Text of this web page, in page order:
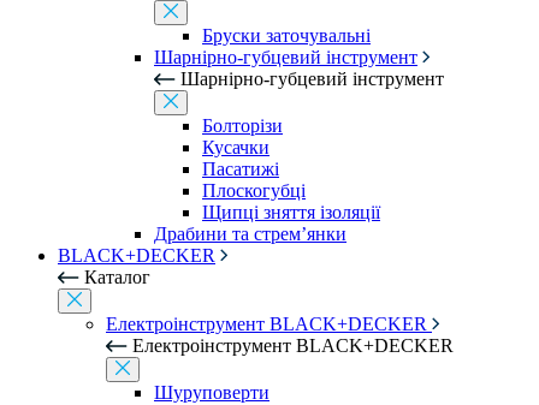
Бруски заточувальні
Шарнірно-губцевий інструмент
Шарнірно-губцевий інструмент
Болторізи
Кусачки
Пасатижі
Плоскогубці
Щипці зняття ізоляції
Драбини та стрем’янки
BLACK+DECKER
Каталог
Електроінструмент BLACK+DECKER
Електроінструмент BLACK+DECKER
Шуруповерти